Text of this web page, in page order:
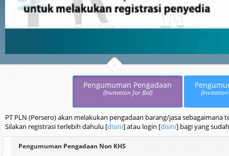
Pengumuman Pengadaan
(Invitation for Bid)
PT PLN (Persero) akan melakukan pengadaan barang/jasa
Silakan registrasi terlebih dahulu [disini] atau login [disini] bagi yang
Pengumuman Pengadaan Non KHS